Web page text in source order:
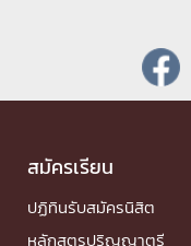
สมัครเรียน
ปฏิทินรับสมัครนิสิต
หลักสูตรปริญญาตรี